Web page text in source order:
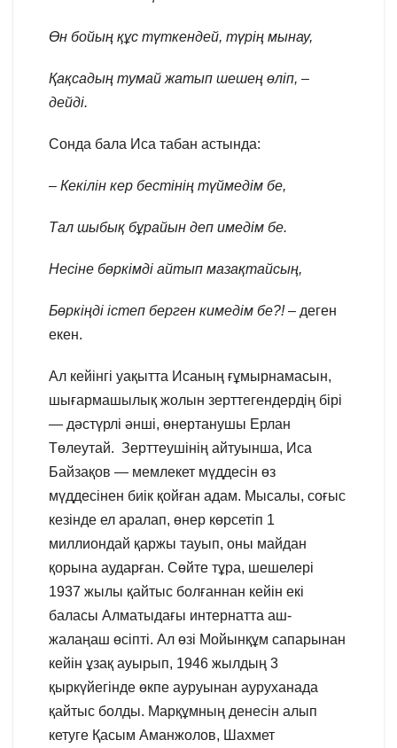
Өн бойың құс түткендей, түрің мынау,
Қақсадың тумай жатып шешең өліп, –
дейді.
Сонда бала Иса табан астында:
– Кекілін кер бестінің түймедім бе,
Тал шыбық бұрайын деп имедім бе.
Несіне бөркімді айтып мазақтайсың,
Бөркіңді істеп берген кимедім бе?!– деген
екен.
Ал кейінгі уақытта Исаның ғұмырнамасын,
шығармашылық жолын зерттегендердің бірі
— дәстүрлі әнші, өнертанушы Ерлан
Төлеутай. Зерттеушінің айтуынша, Иса
Байзақов — мемлекет мүддесін өз
мүддесінен биік қойған адам. Мысалы, соғыс
кезінде ел аралап, өнер көрсетіп 1
миллиондай қаржы тауып, оны майдан
қорына аударған. Сөйте тұра, шешелері
1937 жылы қайтыс болғаннан кейін екі
баласы Алматыдағы интернатта аш-
жалаңаш өсіпті. Ал өзі Мойынқұм сапарынан
кейін ұзақ ауырып, 1946 жылдың 3
қыркүйегінде өкпе ауруынан ауруханада
қайтыс болды. Марқұмның денесін алып
кетуге Қасым Аманжолов, Шахмет